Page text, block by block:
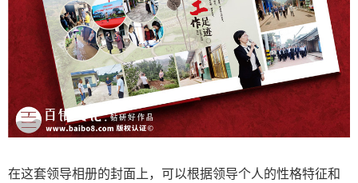
在这套领导相册的封面上，可以根据领导个人的性格特征和